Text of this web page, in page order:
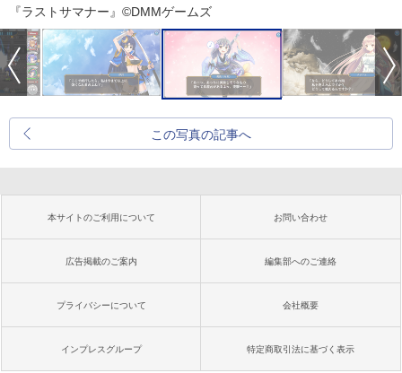
『ラストサマナー』©DMMゲームズ
この写真の記事へ
本サイトのご利用について お問い合わせ
広告掲載のご案内 編集部へのご連絡
プライバシーについて 会社概要
インプレスグループ 特定商取引法に基づく表示